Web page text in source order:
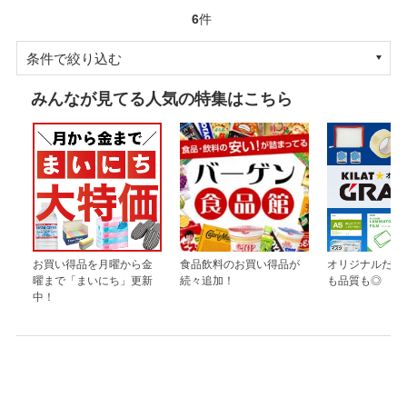
6件
条件で絞り込む
みんなが見てる人気の特集はこちら
お買い得品を月曜から金
曜まで「まいにち」更新
中！
食品飲料のお買い得品が
続々追加！
オリジナルだか
も品質も◎